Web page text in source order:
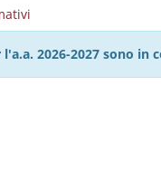
2026-2027 sono in